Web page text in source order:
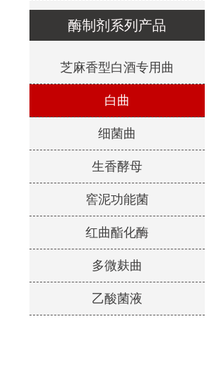
酶制剂系列产品
芝麻香型白酒专用曲
白曲
细菌曲
生香酵母
窖泥功能菌
红曲酯化酶
多微麸曲
乙酸菌液